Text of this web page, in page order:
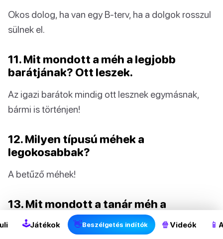
Okos dolog, ha van egy B-terv, ha a dolgok rosszul
sülnek el.
11. Mit mondott a méh a legjobb
barátjának? Ott leszek.
Az igazi barátok mindig ott lesznek egymásnak,
bármi is történjen!
12. Milyen típusú méhek a
legokosabbak?
A betűző méhek!
13. Mit mondott a tanár méh a
diákjainak?
🕹Játékok 👋Beszélgetés indítók 🍿 Videók 📱